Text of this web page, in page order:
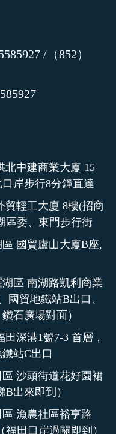
/（852）
北中建商業大廈 15
岸步行8分鐘直達
貿輕工大廈 8樓(招商
區委、東門步行街
國貿廬山大廈B座,
區 南湖路凱利商業
國貿地鐵站B出口、
石廣場對面）
深港1號7-3 首層，
站C出口
沙頭街道花好園裙
出來即到）
漁農社區裕亨路
福田口岸過關即到）